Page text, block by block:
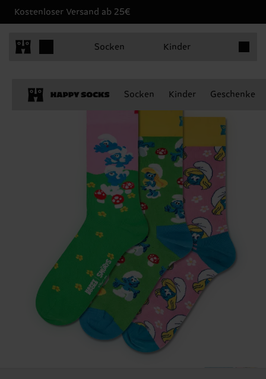
Kostenloser Versand ab 25€
Socken Kinder
Socken Kinder Geschenke